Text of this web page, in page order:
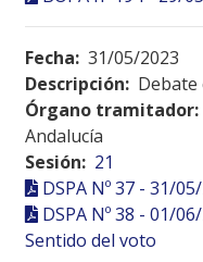
Fecha: 31/05/2023
Descripción: Debate
Órgano tramitador:
Andalucía
Sesión: 21
DSPA Nº 37 - 31/
DSPA Nº 38 - 01/
Sentido del voto